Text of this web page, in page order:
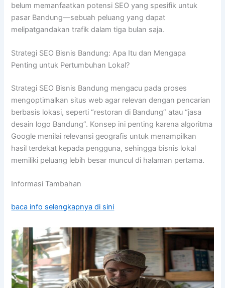
belum memanfaatkan potensi SEO yang spesifik untuk
pasar Bandung—sebuah peluang yang dapat
melipatgandakan trafik dalam tiga bulan saja.
Strategi SEO Bisnis Bandung: Apa Itu dan Mengapa
Penting untuk Pertumbuhan Lokal?
Strategi SEO Bisnis Bandung mengacu pada proses
mengoptimalkan situs web agar relevan dengan pencarian
berbasis lokasi, seperti “restoran di Bandung” atau “jasa
desain logo Bandung”. Konsep ini penting karena algoritma
Google menilai relevansi geografis untuk menampilkan
hasil terdekat kepada pengguna, sehingga bisnis lokal
memiliki peluang lebih besar muncul di halaman pertama.
Informasi Tambahan
baca info selengkapnya di sini